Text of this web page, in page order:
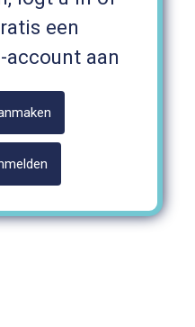
een
-account aan